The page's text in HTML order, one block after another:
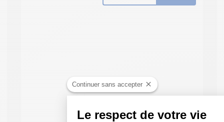
Continuer sans accepter
Le respect de votre vie